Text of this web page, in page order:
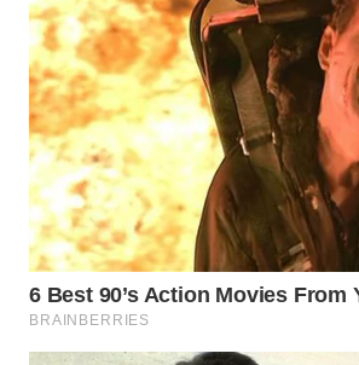
WAHANA
KONSUMEN
WAHANA
LISTRIK
WAHANA
TRAVEL
WAHANA
TV